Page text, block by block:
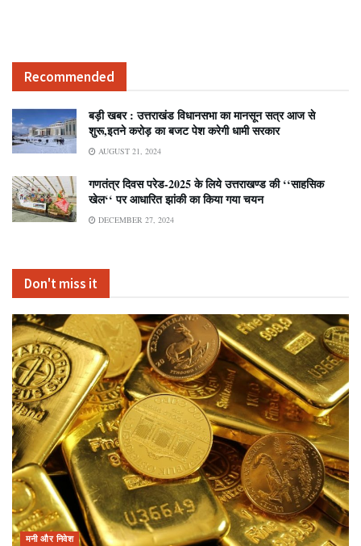
Recommended
बड़ी खबर : उत्तराखंड विधानसभा का मानसून सत्र आज से
शुरू,इतने करोड़ का बजट पेश करेगी धामी सरकार
AUGUST 21, 2024
गणतंत्र दिवस परेड-2025 के लिये उत्तराखण्ड की ‘‘साहसिक
खेल‘‘ पर आधारित झांकी का किया गया चयन
DECEMBER 27, 2024
Don't miss it
मनी और निवेश